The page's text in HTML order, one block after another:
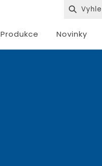
Produkce Novinky